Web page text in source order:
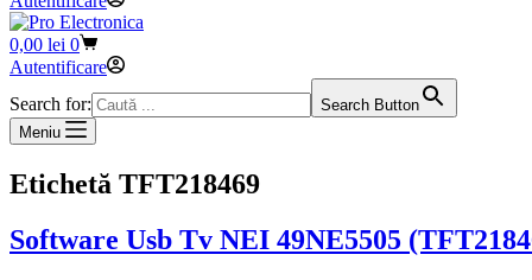
cumpărături
Coș
de
0,00 lei 0
Autentificare
Search for:
Search Button
Meniu
Etichetă TFT218469
Software Usb Tv NEI 49NE5505